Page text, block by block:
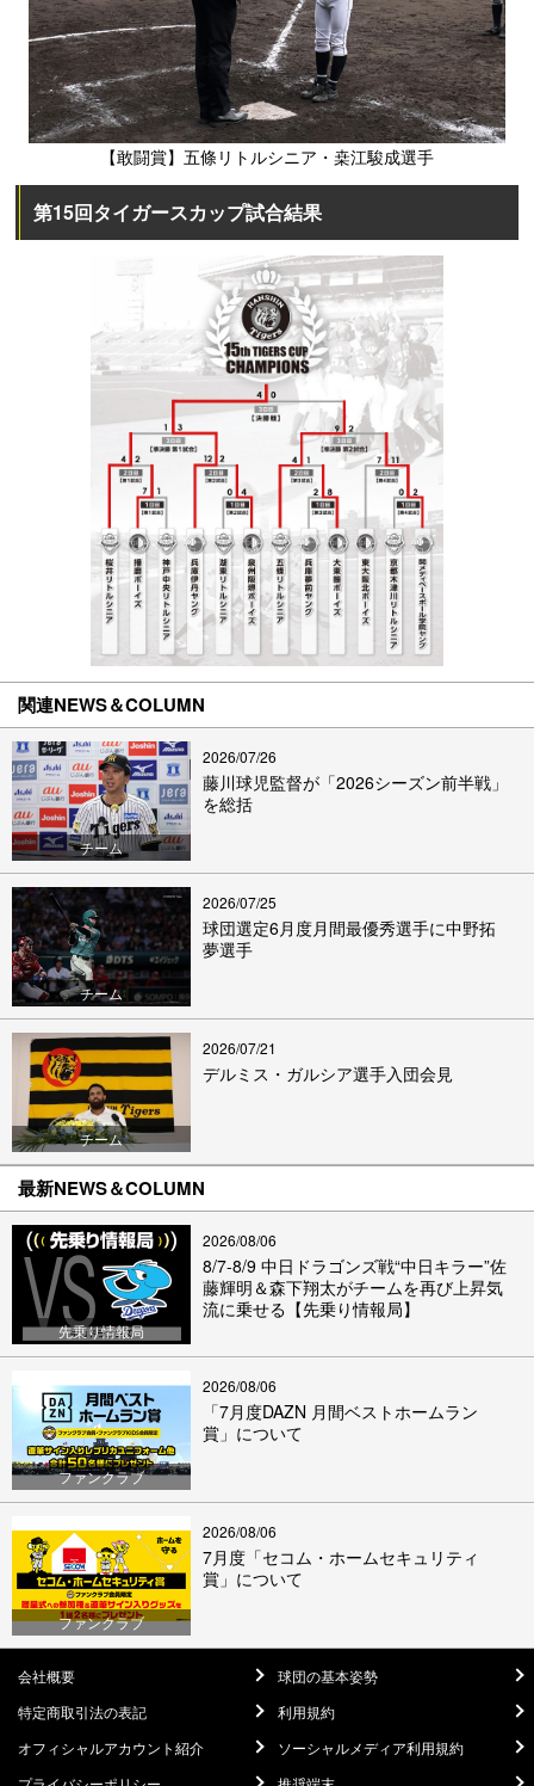
【敢闘賞】五條リトルシニア・桒江駿成選手
第15回タイガースカップ試合結果
関連NEWS＆COLUMN
チーム
2026/07/26
藤川球児監督が「2026シーズン前半戦」
を総括
チーム
2026/07/25
球団選定6月度月間最優秀選手に中野拓
夢選手
チーム
2026/07/21
デルミス・ガルシア選手入団会見
最新NEWS＆COLUMN
先乗り情報局
2026/08/06
8/7-8/9 中日ドラゴンズ戦“中日キラー”佐
藤輝明＆森下翔太がチームを再び上昇気
流に乗せる【先乗り情報局】
ファンクラブ
2026/08/06
「7月度DAZN 月間ベストホームラン
賞」について
ファンクラブ
2026/08/06
7月度「セコム・ホームセキュリティ
賞」について
会社概要
球団の基本姿勢
特定商取引法の表記
利用規約
オフィシャルアカウント紹介
ソーシャルメディア利用規約